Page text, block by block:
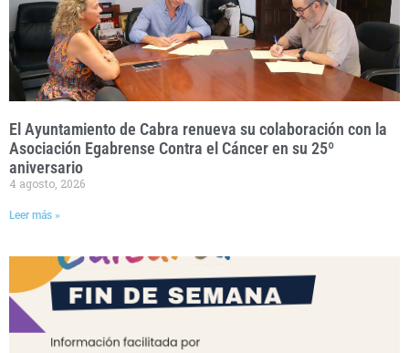
El Ayuntamiento de Cabra renueva su colaboración con la
Asociación Egabrense Contra el Cáncer en su 25º
aniversario
4 agosto, 2026
Leer más »